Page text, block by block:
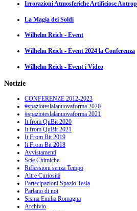
Irrorazioni Atmosferiche Artificiose
La Magia dei Soldi
Wilhelm Reich - Event
Wilhelm Reich - Event 2024 la Conferenza
Wilhelm Reich - Event i Video
Notizie
CONFERENZE 2012-2023
#spazioteslalanuovaforma 2020
#spazioteslalanuovaforma 2021
It from QuBit 2020
It from QuBit 2021
It From Bit 2019
It From Bit 2018
Avvistamenti
Scie Chimiche
Riflessioni senza Tempo
Altre Curiosità
Partecipazioni Spazio Tesla
Parlano di noi
Sisma Emilia Romagna
Archivio